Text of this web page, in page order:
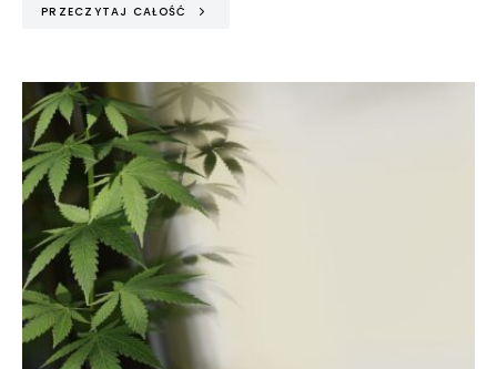
PRZECZYTAJ CAŁOŚĆ